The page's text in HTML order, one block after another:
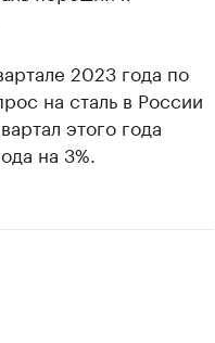
2023 года по
на сталь в России
этого года
на 3%.